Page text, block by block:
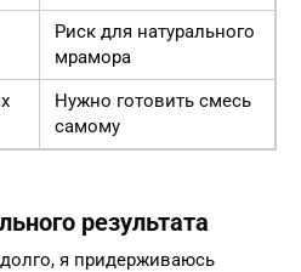
Риск для натурального
мрамора
Нужно готовить смесь
самому
результата
я придерживаюсь